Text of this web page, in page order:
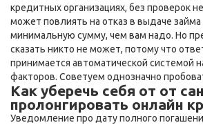
кредитных организациях, без проверок
может повлиять на отказ в выдаче
минимальную сумму, чем вам надо. Но
сказать никто не может, потому что
принимается автоматической системой
факторов. Советуем однозначно
Как уберечь себя от от
пролонгировать онлайн
Уведомление про дату полного